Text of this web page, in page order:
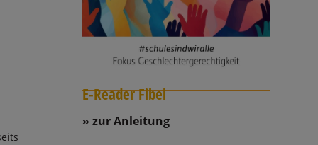
E-Reader Fibel
zur Anleitung